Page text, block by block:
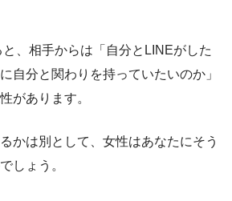
、相手からは「自分とLINEがした
自分と関わりを持っていたいのか」
があります。
かは別として、女性はあなたにそう
しょう。